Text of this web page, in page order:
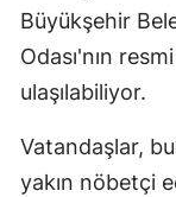
Büyükşehir
Odası'nın
ulaşılabiliyor.
Vatandaşlar,
yakın nöbetçi